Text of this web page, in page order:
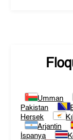
Umman
Pakistan
Hersek
Arjantin
İspanya